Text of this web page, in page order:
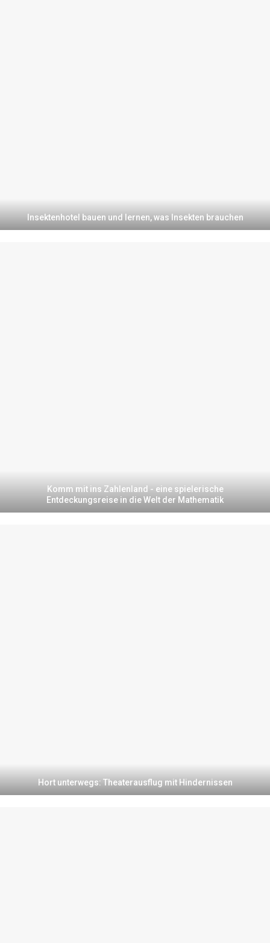
Insektenhotel bauen und lernen, was Insekten brauchen
Komm mit ins Zahlenland - eine spielerische
Entdeckungsreise in die Welt der Mathematik
Hort unterwegs: Theaterausflug mit Hindernissen